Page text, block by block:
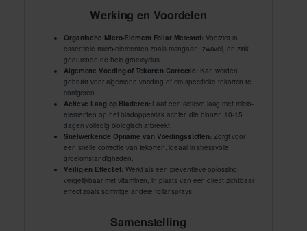
Werking en Voordelen
Organische Micro-Element Foliar Meststof: Voorziet in
essentiële micro-elementen zoals mangaan, zwavel, en zink
gedurende de hele groeicyclus.
Algemene Voeding of Tekorten Correctie: Kan worden
gebruikt voor algemene voeding of om specifieke tekorten te
corrigeren.
Actieve Laag op Bladeren: Laat een actieve laag met micro-
elementen op het bladoppervlak achter, die binnen 10-15
dagen volledig biologisch afbreekt.
Snelwerkende Opname van Voedingsstoffen: Zorgt voor
een snelle correctie van tekorten, ideaal in stressvolle
groeiomstandigheden.
Veilig en Effectief: Werkt als een preventieve oplossing,
vergelijkbaar met vitaminen, in plaats van een direct zichtbaar
effect zoals sommige andere foliar sprays.
Samenstelling